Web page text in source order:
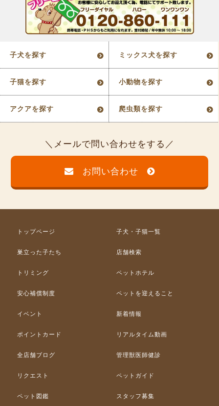
子犬を探す ミックス犬を探す
子猫を探す 小動物を探す
アクアを探す 爬虫類を探す
メールで問い合わせをする
お問い合わせ
トップページ 子犬・子猫一覧
巣立った子たち 店舗検索
トリミング ペットホテル
安心補償制度 ペットを迎えること
イベント 新着情報
ポイントカード リアルタイム動画
全店舗ブログ 管理獣医師健診
リクエスト ペットガイド
ペット図鑑 スタッフ募集